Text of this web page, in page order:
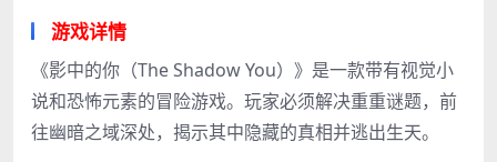
游戏详情
《影中的你（The Shadow You）》是一款带有视觉小
说和恐怖元素的冒险游戏。玩家必须解决重重谜题，前
往幽暗之域深处，揭示其中隐藏的真相并逃出生天。